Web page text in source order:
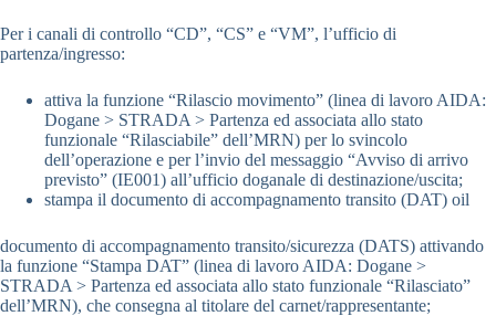
Per i canali di controllo “CD”, “CS” e “VM”, l’ufficio di
partenza/ingresso:
attiva la funzione “Rilascio movimento” (linea di lavoro AIDA:
Dogane > STRADA > Partenza ed associata allo stato
funzionale “Rilasciabile” dell’MRN) per lo svincolo
dell’operazione e per l’invio del messaggio “Avviso di arrivo
previsto” (IE001) all’ufficio doganale di destinazione/uscita;
stampa il documento di accompagnamento transito (DAT) oil
documento di accompagnamento transito/sicurezza (DATS) attivando
la funzione “Stampa DAT” (linea di lavoro AIDA: Dogane >
STRADA > Partenza ed associata allo stato funzionale “Rilasciato”
dell’MRN), che consegna al titolare del carnet/rappresentante;